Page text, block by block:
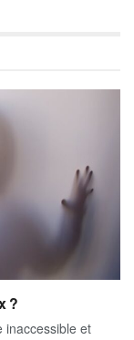
?
inaccessible et